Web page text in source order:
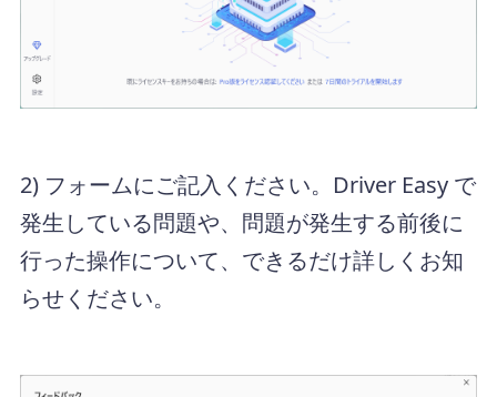
2) フォームにご記入ください。Driver Easy で
発生している問題や、問題が発生する前後に
行った操作について、できるだけ詳しくお知
らせください。